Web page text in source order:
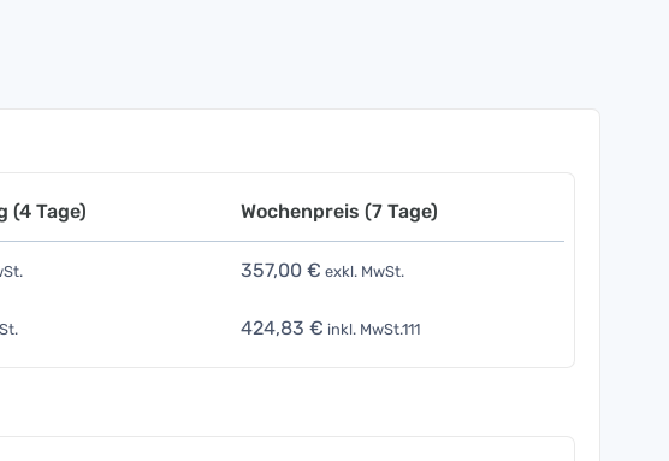
(4 Tage) Wochenpreis (7 Tage)
357,00 € exkl. MwSt.
424,83 € inkl. MwSt.111